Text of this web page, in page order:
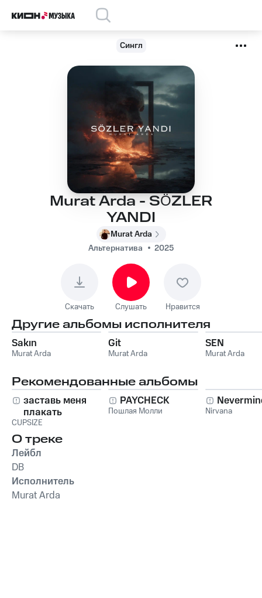
Сингл
Murat Arda - SÖZLER
YANDI
Murat Arda
Альтернатива
2025
Скачать Слушать Нравится
Другие альбомы исполнителя
Sakın
Murat Arda
Git
Murat Arda
SEN
Murat Arda
Рекомендованные альбомы
заставь меня
плакать
CUPSIZE
PAYCHECK
Пошлая Молли Nirvana
О треке
Лейбл
DB
Исполнитель
Murat Arda